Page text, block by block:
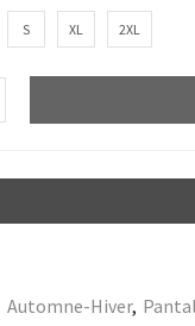
S XL 2XL
Automne-Hiver,